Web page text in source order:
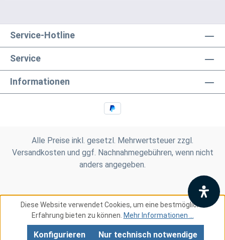
Service-Hotline
Service
Informationen
Alle Preise inkl. gesetzl. Mehrwertsteuer zzgl.
Versandkosten und ggf. Nachnahmegebühren, wenn nicht
anders angegeben.
Diese Website verwendet Cookies, um eine bestmögliche
Erfahrung bieten zu können. Mehr Informationen ...
Nur technisch notwendige
Konfigurieren